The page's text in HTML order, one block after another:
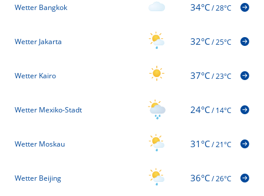
Wetter Bangkok 34°C/28°C
Wetter Jakarta 32°C/25°C
Wetter Kairo 37°C/23°C
Wetter Mexiko-Stadt 24°C/14°C
Wetter Moskau 31°C/21°C
Wetter Beijing 36°C/26°C